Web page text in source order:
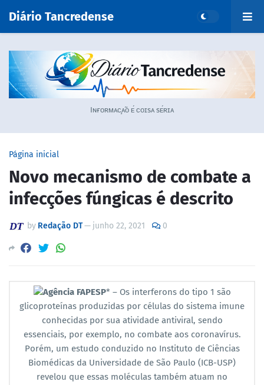
Diário Tancredense
Iɴғᴏʀᴍᴀᴄ̧ᴀ̃ᴏ ᴇ́ ᴄᴏɪsᴀ sᴇ́ʀɪᴀ
Página inicial
Novo mecanismo de combate a
infecções fúngicas é descrito
by Redação DT— junho 22, 2021 0
Agência FAPESP* – Os interferons do tipo 1 são
glicoproteínas produzidas por células do sistema imune
conhecidas por sua atividade antiviral, sendo
essenciais, por exemplo, no combate aos coronavírus.
Porém, um estudo conduzido no Instituto de Ciências
Biomédicas da Universidade de São Paulo (ICB-USP)
revelou que essas moléculas também atuam no